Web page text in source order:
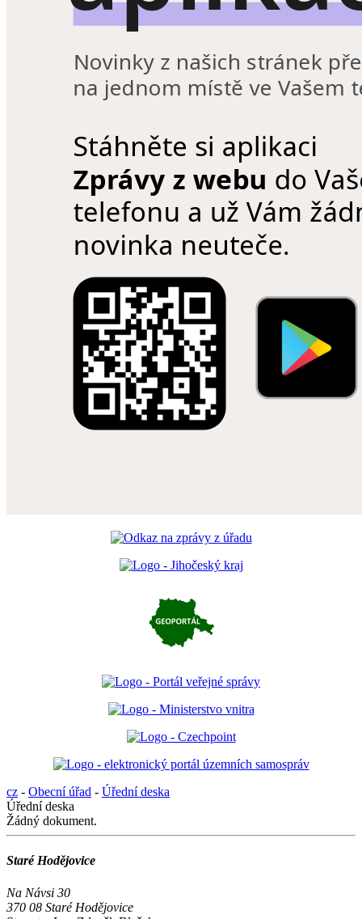
cz - Obecní úřad - Úřední deska
Úřední deska
Žádný dokument.
Staré Hodějovice
Na Návsi 30
370 08 Staré Hodějovice